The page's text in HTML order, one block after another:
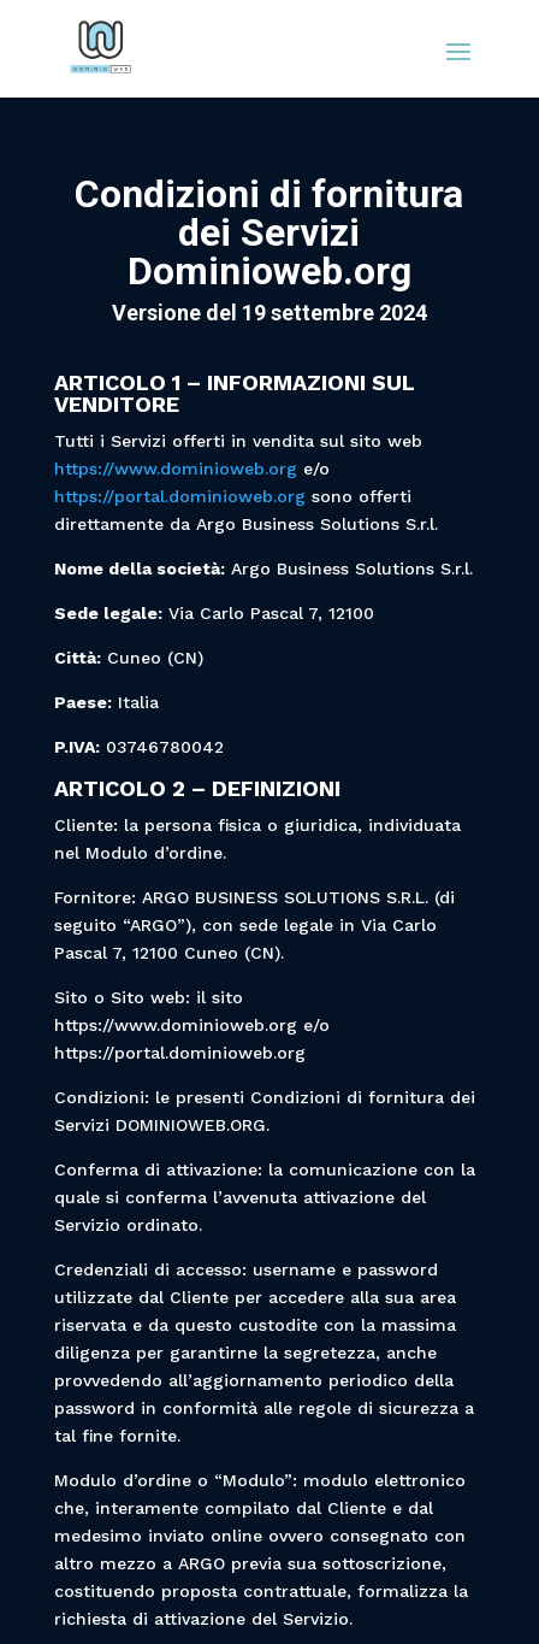
Condizioni di fornitura
dei Servizi
Dominioweb.org
Versione del 19 settembre 2024
ARTICOLO 1 – INFORMAZIONI SUL
VENDITORE
Tutti i Servizi offerti in vendita sul sito web
https://www.dominioweb.org e/o
https://portal.dominioweb.org sono offerti
direttamente da Argo Business Solutions S.r.l.
Nome della società:Argo Business Solutions S.r.l.
Sede legale: Via Carlo Pascal 7, 12100
Città:Cuneo (CN)
Paese:Italia
P.IVA:03746780042
ARTICOLO 2 – DEFINIZIONI
Cliente: la persona fisica o giuridica, individuata
nel Modulo d’ordine.
Fornitore: ARGO BUSINESS SOLUTIONS S.R.L. (di
seguito “ARGO”), con sede legale in Via Carlo
Pascal 7, 12100 Cuneo (CN).
Sito o Sito web: il sito
https://www.dominioweb.org e/o
https://portal.dominioweb.org
Condizioni: le presenti Condizioni di fornitura dei
Servizi DOMINIOWEB.ORG.
Conferma di attivazione: la comunicazione con la
quale si conferma l’avvenuta attivazione del
Servizio ordinato.
Credenziali di accesso: username e password
utilizzate dal Cliente per accedere alla sua area
riservata e da questo custodite con la massima
diligenza per garantirne la segretezza, anche
provvedendo all’aggiornamento periodico della
password in conformità alle regole di sicurezza a
tal fine fornite.
Modulo d’ordine o “Modulo”: modulo elettronico
che, interamente compilato dal Cliente e dal
medesimo inviato online ovvero consegnato con
altro mezzo a ARGO previa sua sottoscrizione,
costituendo proposta contrattuale, formalizza la
richiesta di attivazione del Servizio.